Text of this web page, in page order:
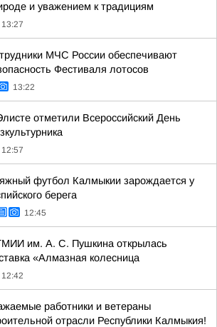
и уважением к традициям
13:27
МЧС России обеспечивают
Фестиваля лотосов
13:22
отметили Всероссийский День
12:57
футбол Калмыкии зарождается у
берега
12:45
им. А. С. Пушкина открылась
«Алмазная колесница
12:42
работники и ветераны
отрасли Республики Калмыкия!